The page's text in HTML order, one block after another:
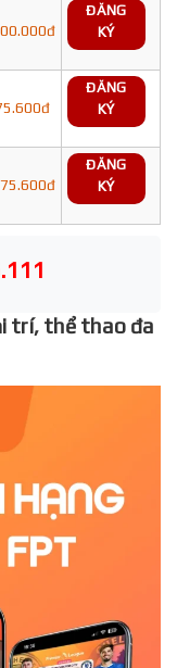
ĐĂNG
KÝ
ĐĂNG
KÝ
ĐĂNG
KÝ
trí, thể thao đa